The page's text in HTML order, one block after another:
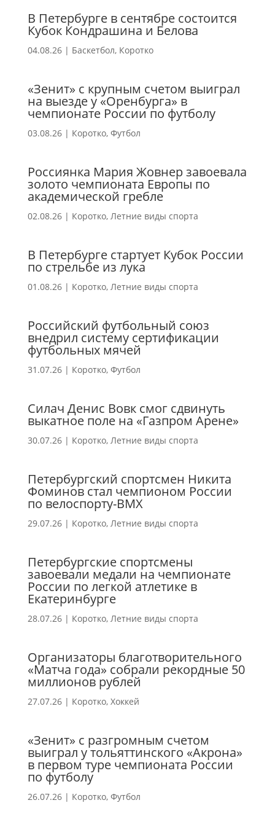
В Петербурге в сентябре состоится
Кубок Кондрашина и Белова
04.08.26| Баскетбол, Коротко
«Зенит» с крупным счетом выиграл
на выезде у «Оренбурга» в
чемпионате России по футболу
03.08.26| Коротко, Футбол
Россиянка Мария Жовнер завоевала
золото чемпионата Европы по
академической гребле
02.08.26| Коротко, Летние виды спорта
В Петербурге стартует Кубок России
по стрельбе из лука
01.08.26| Коротко, Летние виды спорта
Российский футбольный союз
внедрил систему сертификации
футбольных мячей
31.07.26| Коротко, Футбол
Силач Денис Вовк смог сдвинуть
выкатное поле на «Газпром Арене»
30.07.26| Коротко, Летние виды спорта
Петербургский спортсмен Никита
Фоминов стал чемпионом России
по велоспорту-ВМХ
29.07.26| Коротко, Летние виды спорта
Петербургские спортсмены
завоевали медали на чемпионате
России по легкой атлетике в
Екатеринбурге
28.07.26| Коротко, Летние виды спорта
Организаторы благотворительного
«Матча года» собрали рекордные 50
миллионов рублей
27.07.26| Коротко, Хоккей
«Зенит» с разгромным счетом
выиграл у тольяттинского «Акрона»
в первом туре чемпионата России
по футболу
26.07.26| Коротко, Футбол